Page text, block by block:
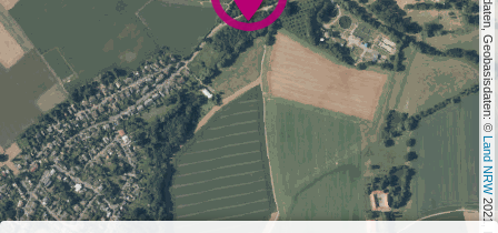
, Kartendaten, Geobasisdaten: ©
Land NRW